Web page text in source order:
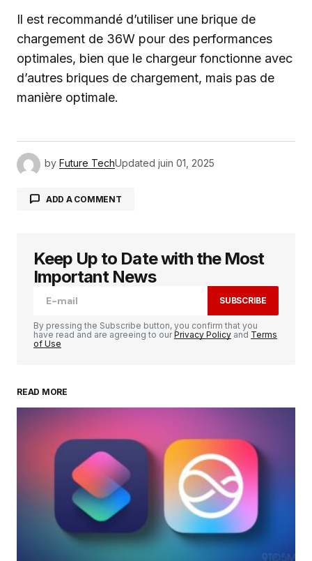
Il est recommandé d’utiliser une brique de
chargement de 36W pour des performances
optimales, bien que le chargeur fonctionne avec
d’autres briques de chargement, mais pas de
manière optimale.
by Future TechUpdated juin 01, 2025
ADD A COMMENT
Votre adresse e-mail ne sera pas publiée. Les
champs obligatoires sont indiqués avec
Your Name
Your E-mail*
Enregistrer mon nom, mon e-mail et mon
site dans le navigateur pour mon prochain
commentaire.
SUBMIT COMMENT
Keep Up to Date with the Most
Important News
SUBSCRIBE
By pressing the Subscribe button, you confirm that you
have read and are agreeing to ourPrivacy Policy and Terms
of Use
READ MORE